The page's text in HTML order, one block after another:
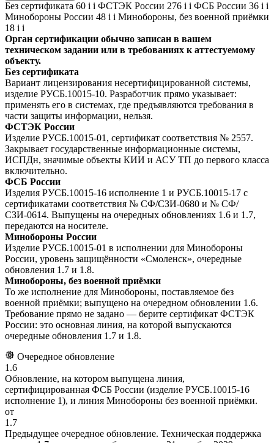
Без сертификата 60 i i ФСТЭК России 276 i i ФСБ России 36 i i
Минобороны России 48 i i Минобороны, без военной приёмки
18 i i
Орган сертификации обычно записан в вашем
техническом задании или в требованиях к аттестуемому
объекту.
Без сертификата
Вариант лицензирования несертифицированной системы,
изделие РУСБ.10015-10. Разработчик прямо указывает:
применять его в системах, где предъявляются требования в
части защиты информации, нельзя.
ФСТЭК России
Изделие РУСБ.10015-01, сертификат соответствия № 2557.
Закрывает государственные информационные системы,
ИСПДн, значимые объекты КИИ и АСУ ТП до первого класса
включительно.
ФСБ России
Изделия РУСБ.10015-16 исполнение 1 и РУСБ.10015-17 с
сертификатами соответствия № СФ/СЗИ-0680 и № СФ/
СЗИ-0614. Выпущены на очередных обновлениях 1.6 и 1.7,
передаются на носителе.
Минобороны России
Изделие РУСБ.10015-01 в исполнении для Минобороны
России, уровень защищённости «Смоленск», очередные
обновления 1.7 и 1.8.
Минобороны, без военной приёмки
То же исполнение для Минобороны, поставляемое без
военной приёмки; выпущено на очередном обновлении 1.6.
Требование прямо не задано — берите сертификат ФСТЭК
России: это основная линия, на которой выпускаются
очередные обновления 1.7 и 1.8.
Очередное обновление
1.6
Обновление, на котором выпущена линия,
сертифицированная ФСБ России (изделие РУСБ.10015-16
исполнение 1), и линия Минобороны без военной приёмки.
от
1.7
Предыдущее очередное обновление. Техническая поддержка